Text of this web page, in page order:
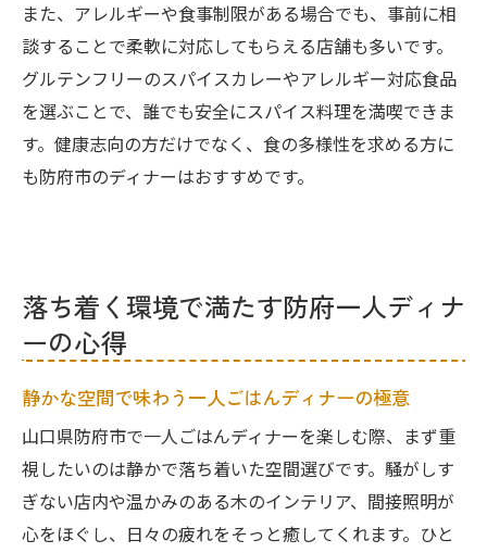
また、アレルギーや食事制限がある場合でも、事前に相
談することで柔軟に対応してもらえる店舗も多いです。
グルテンフリーのスパイスカレーやアレルギー対応食品
を選ぶことで、誰でも安全にスパイス料理を満喫できま
す。健康志向の方だけでなく、食の多様性を求める方に
も防府市のディナーはおすすめです。
落ち着く環境で満たす防府一人ディナ
ーの心得
静かな空間で味わう一人ごはんディナーの極意
山口県防府市で一人ごはんディナーを楽しむ際、まず重
視したいのは静かで落ち着いた空間選びです。騒がしす
ぎない店内や温かみのある木のインテリア、間接照明が
心をほぐし、日々の疲れをそっと癒してくれます。ひと